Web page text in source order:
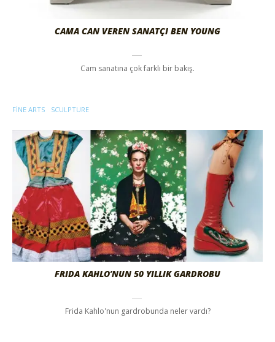
CAMA CAN VEREN SANATÇI BEN YOUNG
Cam sanatına çok farklı bir bakış.
FINE ARTS SCULPTURE
FRIDA KAHLO’NUN 50 YILLIK GARDROBU
Frida Kahlo'nun gardrobunda neler vardı?